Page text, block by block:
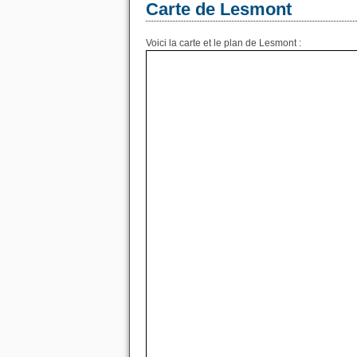
Carte de Lesmont
Voici la carte et le plan de Lesmont :